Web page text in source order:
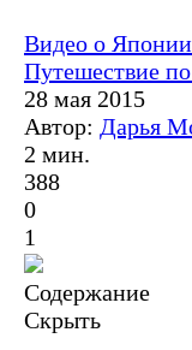
Видео о
Путешествие
28 мая 2015
Автор: Дарья
2 мин.
388
0
1
Содержание
Скрыть